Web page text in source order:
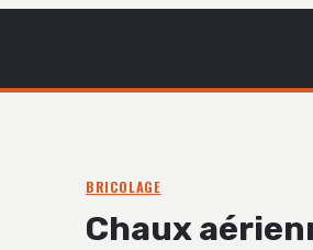
BRICOLAGE
Chaux